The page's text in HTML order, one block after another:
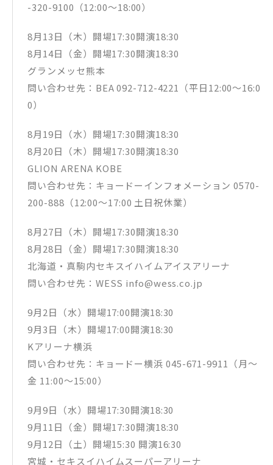
-320-9100（12:00〜18:00）
8月13日（木）開場17:30開演18:30
8月14日（金）開場17:30開演18:30
グランメッセ熊本
問い合わせ先：BEA 092-712-4221（平日12:00〜16:0
0）
8月19日（水）開場17:30開演18:30
8月20日（木）開場17:30開演18:30
GLION ARENA KOBE
問い合わせ先：キョードーインフォメーション 0570-
200-888（12:00～17:00 土日祝休業）
8月27日（木）開場17:30開演18:30
8月28日（金）開場17:30開演18:30
北海道・真駒内セキスイハイムアイスアリーナ
問い合わせ先：WESS info@wess.co.jp
9月2日（水）開場17:00開演18:30
9月3日（木）開場17:00開演18:30
Kアリーナ横浜
問い合わせ先：キョードー横浜 045-671-9911（月～
金 11:00～15:00）
9月9日（水）開場17:30開演18:30
9月11日（金）開場17:30開演18:30
9月12日（土）開場15:30 開演16:30
宮城・セキスイハイムスーパーアリーナ